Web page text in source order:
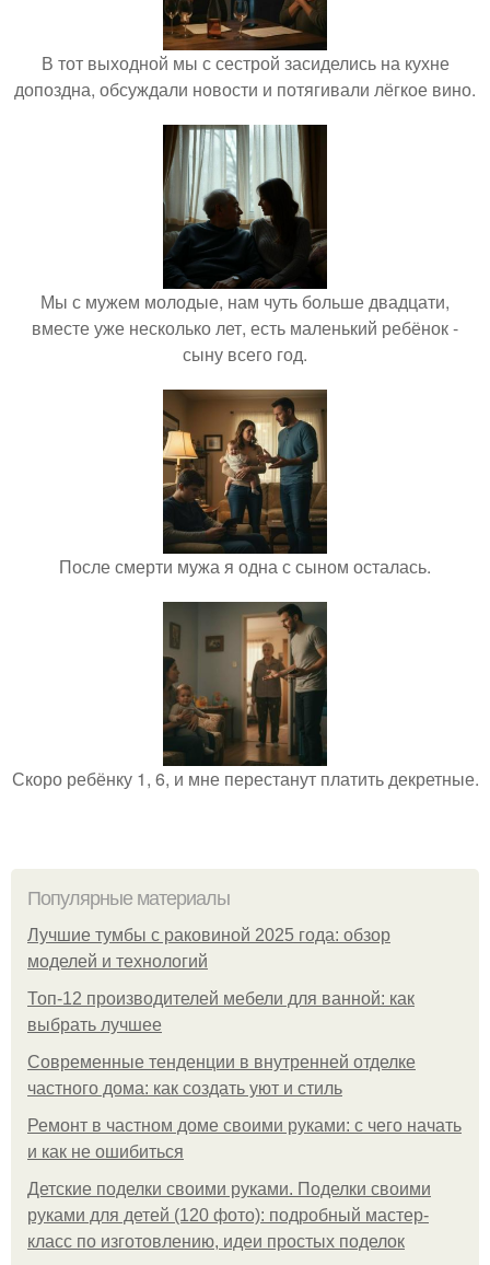
В тот выходной мы с сестрой засиделись на кухне
допоздна, обсуждали новости и потягивали лёгкое вино.
Мы с мужем молодые, нам чуть больше двадцати,
вместе уже несколько лет, есть маленький ребёнок -
сыну всего год.
После смерти мужа я одна с сыном осталась.
Скоро ребёнку 1, 6, и мне перестанут платить декретные.
Популярные материалы
Лучшие тумбы с раковиной 2025 года: обзор
моделей и технологий
Топ-12 производителей мебели для ванной: как
выбрать лучшее
Современные тенденции в внутренней отделке
частного дома: как создать уют и стиль
Ремонт в частном доме своими руками: с чего начать
и как не ошибиться
Детские поделки своими руками. Поделки своими
руками для детей (120 фото): подробный мастер-
класс по изготовлению, идеи простых поделок